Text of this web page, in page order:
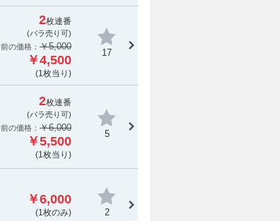
2枚連番
(バラ売り可)
前の価格： ￥5,000
￥4,500
(1枚当り)
17
2枚連番
(バラ売り可)
前の価格： ￥6,000
￥5,500
(1枚当り)
5
￥6,000
(1枚のみ) 2